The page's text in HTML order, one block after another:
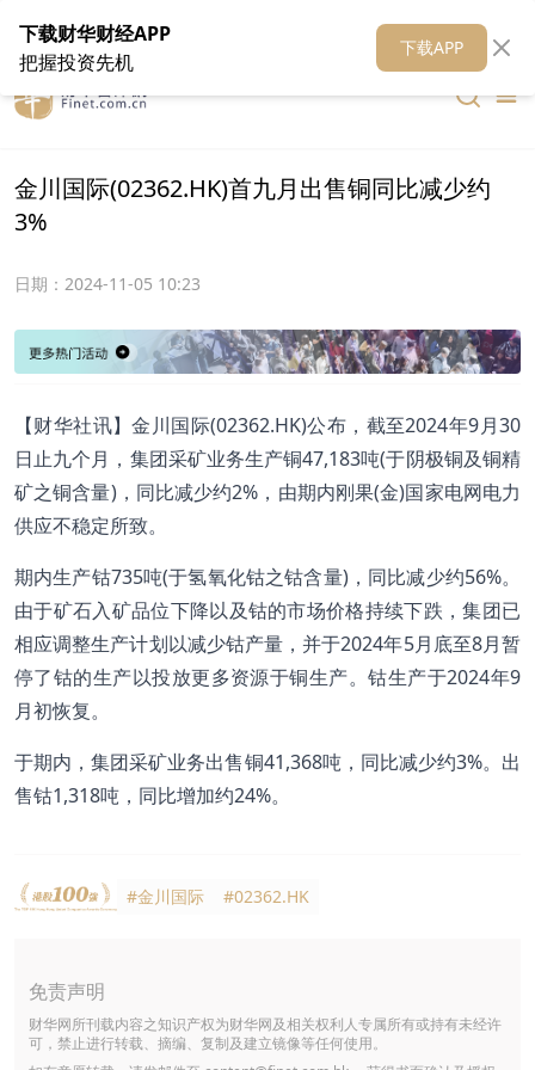
在线客服 关于我们 财华媒体矩阵 财华智库
金川国际(02362.HK)首九月出售铜同比减少约
3%
日期： 2024-11-05 10:23
【财华社讯】金川国际(02362.HK)公布，截至2024年9月30
日止九个月，集团采矿业务生产铜47,183吨(于阴极铜及铜精
矿之铜含量)，同比减少约2%，由期内刚果(金)国家电网电力
供应不稳定所致。
期内生产钴735吨(于氢氧化钴之钴含量)，同比减少约56%。
由于矿石入矿品位下降以及钴的市场价格持续下跌，集团已
相应调整生产计划以减少钴产量，并于2024年5月底至8月暂
停了钴的生产以投放更多资源于铜生产。钴生产于2024年9
月初恢复。
于期内，集团采矿业务出售铜41,368吨，同比减少约3%。出
售钴1,318吨，同比增加约24%。
#金川国际 #02362.HK
免责声明
财华网所刊载内容之知识产权为财华网及相关权利人专属所有或持有未经许
可，禁止进行转载、摘编、复制及建立镜像等任何使用。
下载财华财经APP
把握投资先机
下载APP